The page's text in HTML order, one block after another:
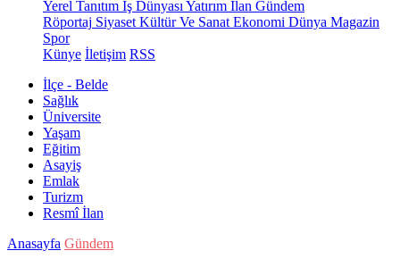
Yerel Tanıtım İş Dünyası Yatırım İlan Gündem
Röportaj Siyaset Kültür Ve Sanat Ekonomi Dünya Magazin
Spor
Künye İletişim RSS
İlçe - Belde
Sağlık
Üniversite
Yaşam
Eğitim
Asayiş
Emlak
Turizm
Resmî İlan
Anasayfa Gündem